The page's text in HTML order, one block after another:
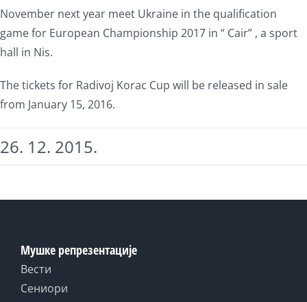
November next year meet Ukraine in the qualification
game for European Championship 2017 in “ Cair” , a sport
hall in Nis.
The tickets for Radivoj Korac Cup will be released in sale
from January 15, 2016.
26. 12. 2015.
Мушке репрезентације
Вести
Сениори